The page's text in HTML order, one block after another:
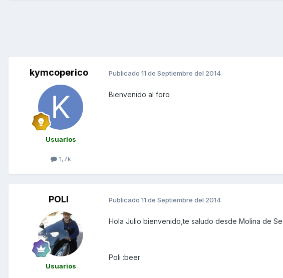
kymcoperico
Usuarios
1,7k
Publicado 11 de Septiembre del 2014
Bienvenido al foro
POLI
Usuarios
Publicado 11 de Septiembre del 2014
Hola Julio bienvenido,te saludo desde Molina de
Poli :beer